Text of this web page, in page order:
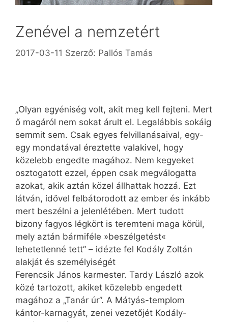
Zenével a nemzetért
2017-03-11 Szerző: Pallós Tamás
„Olyan egyéniség volt, akit meg kell fejteni. Mert
ő magáról nem sokat árult el. Legalábbis sokáig
semmit sem. Csak egyes felvillanásaival, egy-
egy mondatával éreztette valakivel, hogy
közelebb engedte magához. Nem kegyeket
osztogatott ezzel, éppen csak megválogatta
azokat, akik aztán közel állhattak hozzá. Ezt
látván, idővel felbátorodott az ember és inkább
mert beszélni a jelenlétében. Mert tudott
bizony fagyos légkört is teremteni maga körül,
mely aztán bármiféle »beszélgetést«
lehetetlenné tett” – idézte fel Kodály Zoltán
alakját és személyiségét
Ferencsik János karmester. Tardy László azok
közé tartozott, akiket közelebb engedett
magához a „Tanár úr”. A Mátyás-templom
kántor-karnagyát, zenei vezetőjét Kodály-